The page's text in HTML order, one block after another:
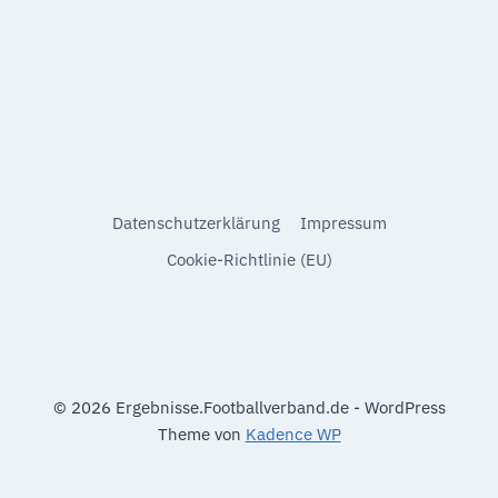
Datenschutzerklärung
Impressum
Cookie-Richtlinie (EU)
© 2026 Ergebnisse.Footballverband.de - WordPress
Theme von Kadence WP